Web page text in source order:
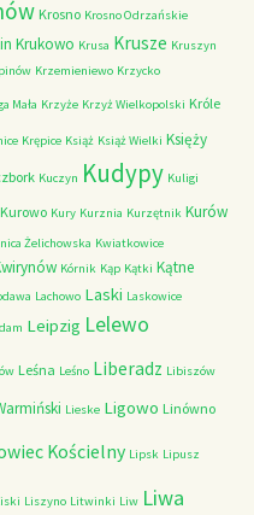
Krosno Krosno Odrzańskie
Krukowo Krusa Krusze Kruszyn
Krzemieniewo Krzycko
Mała Krzyże Krzyż Wielkopolski Króle
Krępice Książ Książ Wielki Księży
Kuczyn Kudypy Kuligi
Kurowo Kury Kurznia Kurzętnik Kurów
Żelichowska Kwiatkowice
Kórnik Kąp Kątki Kątne
Lachowo Laski Laskowice
Leipzig Lelewo
Leśna Leśno Liberadz Libiszów
Lieske Ligowo Linówno
Kościelny Lipsk Lipusz
Liszyno Litwinki Liw Liwa